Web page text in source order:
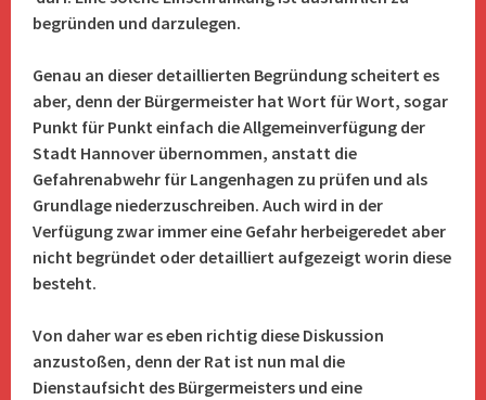
begründen und darzulegen.
Genau an dieser detaillierten Begründung scheitert es
aber, denn der Bürgermeister hat Wort für Wort, sogar
Punkt für Punkt einfach die Allgemeinverfügung der
Stadt Hannover übernommen, anstatt die
Gefahrenabwehr für Langenhagen zu prüfen und als
Grundlage niederzuschreiben. Auch wird in der
Verfügung zwar immer eine Gefahr herbeigeredet aber
nicht begründet oder detailliert aufgezeigt worin diese
besteht.
Von daher war es eben richtig diese Diskussion
anzustoßen, denn der Rat ist nun mal die
Dienstaufsicht des Bürgermeisters und eine